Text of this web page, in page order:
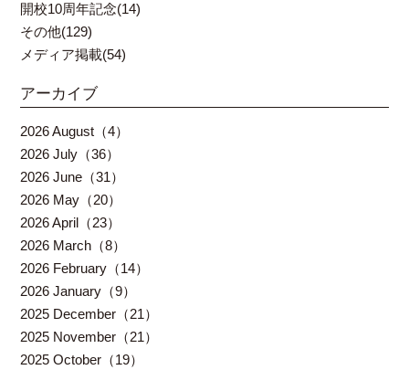
開校10周年記念(14)
その他(129)
メディア掲載(54)
アーカイブ
2026 August（4）
2026 July（36）
2026 June（31）
2026 May（20）
2026 April（23）
2026 March（8）
2026 February（14）
2026 January（9）
2025 December（21）
2025 November（21）
2025 October（19）